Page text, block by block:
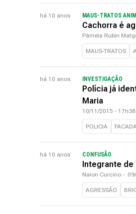
há 10 anos MAUS-TRATOS
Cachorra é
Pâmela Rubin
MAUS-TRATOS
há 10 anos INVESTIGAÇÃO
Polícia já
Maria
10/11/2015 -
POLICIA
há 10 anos CONFUSÃO
Integrante de
Naion Curcino -
AGRESSÃO